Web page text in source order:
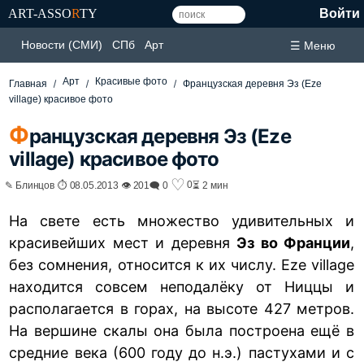
ART-ASSORTY Войти
Новости (СМИ) СПб Арт ☰ Меню
Главная Арт Красивые фото
Французская деревня Эз (Eze
village) красивое фото
Французская деревня Эз (Eze
village) красивое фото
✎ Блинцов ⏱ 08.05.2013 👁 201🗨 0 ♡ 0⏳ 2 мин
На свете есть множество удивительных и
красивейших мест и деревня Эз во Франции,
без сомнения, относится к их числу. Eze village
находится совсем неподалёку от Ниццы и
располагается в горах, на высоте 427 метров.
На вершине скалы она была построена ещё в
средние века (600 году до н.э.) пастухами и с